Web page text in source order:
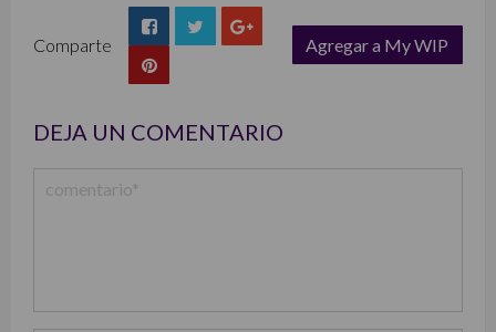
Comparte
Agregar a My WIP
DEJA UN COMENTARIO